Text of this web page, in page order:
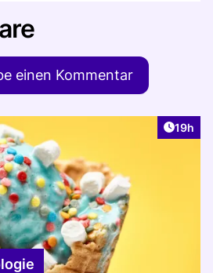
einen Kommentar
Artikel
19h